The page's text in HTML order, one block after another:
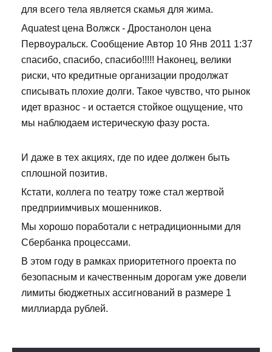
для всего тела является скамья для жима.
Aquatest цена Волжск - Дростанолон цена
Первоуральск. Сообщение Автор 10 Янв 2011 1:37
спасибо, спасибо, спасибо!!!!! Наконец, велики
риски, что кредитные организации продолжат
списывать плохие долги. Такое чувство, что рынок
идет вразнос - и остается стойкое ощущение, что
мы наблюдаем истерическую фазу роста.
И даже в тех акциях, где по идее должен быть
сплошной позитив.
Кстати, коллега по театру тоже стал жертвой
предприимчивых мошенников.
Мы хорошо поработали с нетрадиционными для
Сбербанка процессами.
В этом году в рамках приоритетного проекта по
безопасным и качественным дорогам уже довели
лимиты бюджетных ассигнований в размере 1
миллиарда рублей.